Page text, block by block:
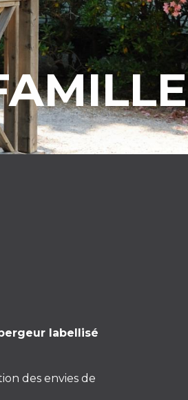
labellisé
des envies de